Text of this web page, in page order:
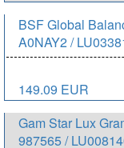
BSF Global
A0NAY2 /
149.09 EUR
Gam Star Lux
987565 /